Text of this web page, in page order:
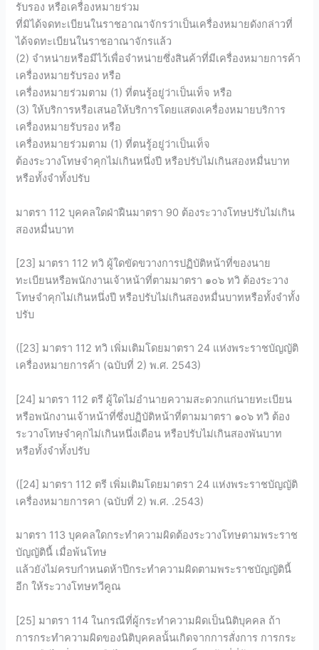
รับรอง หรือเครื่องหมายร่วม
ที่มิได้จดทะเบียนในราชอาณาจักรว่าเป็นเครื่องหมายดังกล่าวที่
ได้จดทะเบียนในราชอาณาจักรแล้ว
(2) จำหน่ายหรือมีไว้เพื่อจำหน่ายซึ่งสินค้าที่มีเครื่องหมายการค้า
เครื่องหมายรับรอง หรือ
เครื่องหมายร่วมตาม (1) ที่ตนรู้อยู่ว่าเป็นเท็จ หรือ
(3) ให้บริการหรือเสนอให้บริการโดยแสดงเครื่องหมายบริการ
เครื่องหมายรับรอง หรือ
เครื่องหมายร่วมตาม (1) ที่ตนรู้อยู่ว่าเป็นเท็จ
ต้องระวางโทษจำคุกไม่เกินหนึ่งปี หรือปรับไม่เกินสองหมื่นบาท
หรือทั้งจำทั้งปรับ
มาตรา 112 บุคคลใดฝ่าฝืนมาตรา 90 ต้องระวางโทษปรับไม่เกิน
สองหมื่นบาท
[23] มาตรา 112 ทวิ ผู้ใดขัดขวางการปฏิบัติหน้าที่ของนาย
ทะเบียนหรือพนักงานเจ้าหน้าที่ตามมาตรา ๑๐๖ ทวิ ต้องระวาง
โทษจำคุกไม่เกินหนึ่งปี หรือปรับไม่เกินสองหมื่นบาทหรือทั้งจำทั้ง
ปรับ
([23] มาตรา 112 ทวิ เพิ่มเติมโดยมาตรา 24 แห่งพระราชบัญญัติ
เครื่องหมายการค้า (ฉบับที่ 2) พ.ศ. 2543)
[24] มาตรา 112 ตรี ผู้ใดไม่อำนายความสะดวกแก่นายทะเบียน
หรือพนักงานเจ้าหน้าที่ซึ่งปฏิบัติหน้าที่ตามมาตรา ๑๐๖ ทวิ ต้อง
ระวางโทษจำคุกไม่เกินหนึ่งเดือน หรือปรับไม่เกินสองพันบาท
หรือทั้งจำทั้งปรับ
([24] มาตรา 112 ตรี เพิ่มเติมโดยมาตรา 24 แห่งพระราชบัญญัติ
เครื่องหมายการคา (ฉบับที่ 2) พ.ศ. .2543)
มาตรา 113 บุคคลใดกระทำความผิดต้องระวางโทษตามพระราช
บัญญัตินื้ เมื่อพ้นโทษ
แล้วยังไม่ครบกำหนดห้าปีกระทำความผิดตามพระราชบัญญัตินี้
อีก ให้ระวางโทษทวีคูณ
[25] มาตรา 114 ในกรณีที่ผู้กระทำความผิดเป็นนิติบุคคล ถ้า
การกระทำความผิดของนิติบุคคลนั้นเกิดจากการสั่งการ การกระ